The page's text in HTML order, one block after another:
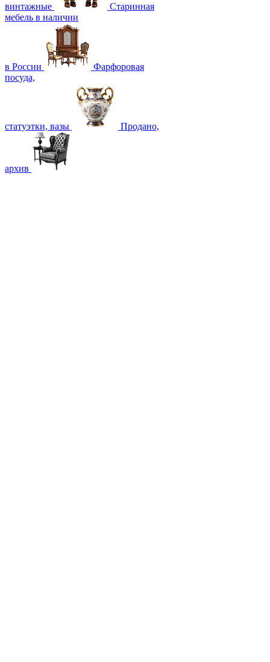
винтажные
Старинная
мебель в наличии
в России
Фарфоровая
посуда,
статуэтки, вазы Продано,
архив